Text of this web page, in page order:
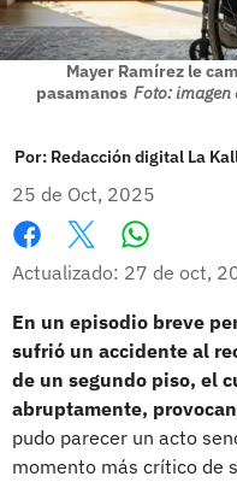
Mayer Ramírez le
pasamanos Foto: imagen
Por: Redacción digital La
25 de Oct, 2025
Facebook
X
Actualizado: 27 de oct,
En un episodio breve
sufrió un accidente al
de un segundo piso, el
abruptamente,
pudo parecer un acto
momento más crítico de